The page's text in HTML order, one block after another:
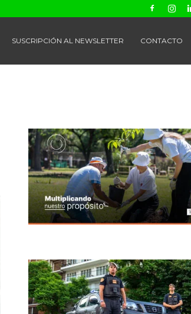
SUSCRIPCIÓN AL NEWSLETTER CONTACTO